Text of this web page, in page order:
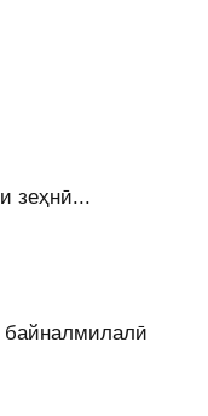
зеҳнӣ...